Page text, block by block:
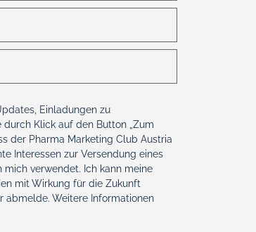
Einladungen zu
Klick auf den Button „Zum
der Pharma Marketing Club Austria
Interessen zur Versendung eines
verwendet. Ich kann meine
mit Wirkung für die Zukunft
abmelde. Weitere Informationen